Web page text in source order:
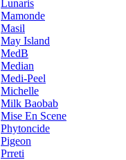
Lunaris
Mamonde
Masil
May Island
MedB
Median
Medi-Peel
Michelle
Milk Baobab
Mise En Scene
Phytoncide
Pigeon
Prreti